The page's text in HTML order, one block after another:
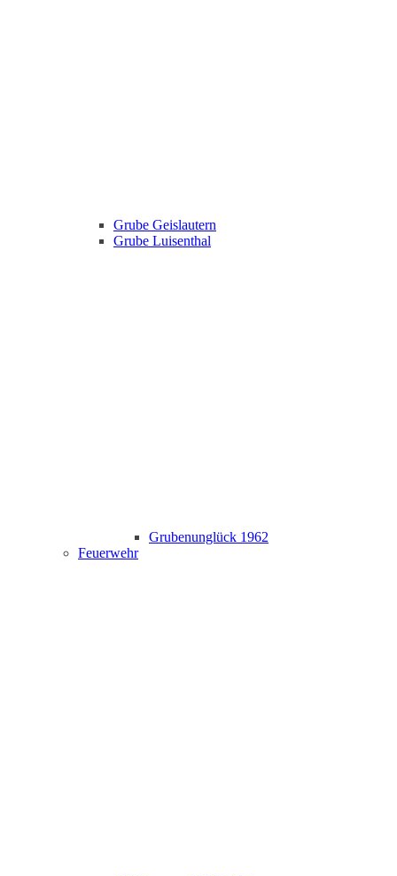
Grube Geislautern
Grube Luisenthal
Grubenunglück 1962
Feuerwehr